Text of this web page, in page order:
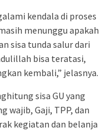
kendala di proses
menunggu apakah
sisa tunda salur dari
bisa teratasi,
kembali,” jelasnya.
sisa GU yang
wajib, Gaji, TPP, dan
kegiatan dan belanja